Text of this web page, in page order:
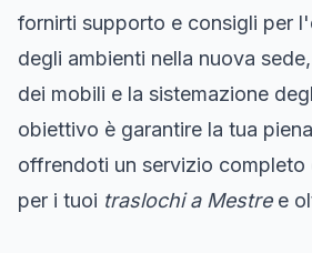
fornirti supporto e consigli per
degli ambienti nella nuova
dei mobili e la sistemazione
obiettivo è garantire la tua
offrendoti un servizio completo
per i tuoi traslochi a Mestree